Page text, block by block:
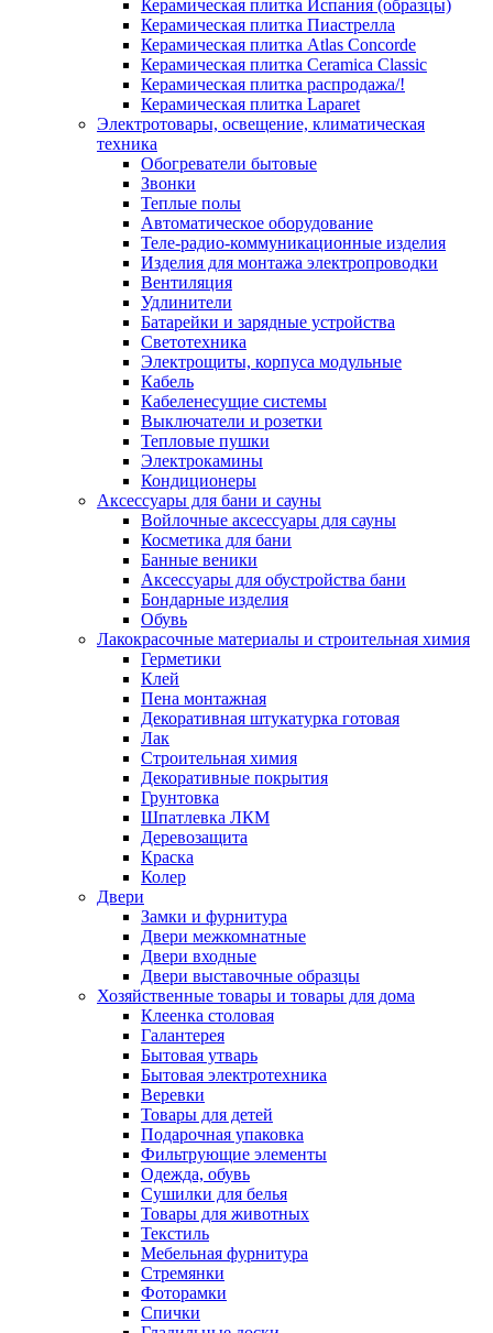
Керамическая плитка Испания (образцы)
Керамическая плитка Пиастрелла
Керамическая плитка Atlas Concorde
Керамическая плитка Ceramica Classic
Керамическая плитка распродажа/!
Керамическая плитка Laparet
Электротовары, освещение, климатическая
техника
Обогреватели бытовые
Звонки
Теплые полы
Автоматическое оборудование
Теле-радио-коммуникационные изделия
Изделия для монтажа электропроводки
Вентиляция
Удлинители
Батарейки и зарядные устройства
Светотехника
Электрощиты, корпуса модульные
Кабель
Кабеленесущие системы
Выключатели и розетки
Тепловые пушки
Электрокамины
Кондиционеры
Аксессуары для бани и сауны
Войлочные аксессуары для сауны
Косметика для бани
Банные веники
Аксессуары для обустройства бани
Бондарные изделия
Обувь
Лакокрасочные материалы и строительная химия
Герметики
Клей
Пена монтажная
Декоративная штукатурка готовая
Лак
Строительная химия
Декоративные покрытия
Грунтовка
Шпатлевка ЛКМ
Деревозащита
Краска
Колер
Двери
Замки и фурнитура
Двери межкомнатные
Двери входные
Двери выставочные образцы
Хозяйственные товары и товары для дома
Клеенка столовая
Галантерея
Бытовая утварь
Бытовая электротехника
Веревки
Товары для детей
Подарочная упаковка
Фильтрующие элементы
Одежда, обувь
Сушилки для белья
Товары для животных
Текстиль
Мебельная фурнитура
Стремянки
Фоторамки
Спички